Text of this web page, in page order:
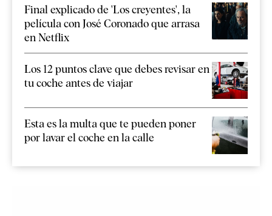
Final explicado de 'Los creyentes', la
película con José Coronado que arrasa
en Netflix
Los 12 puntos clave que debes revisar en
tu coche antes de viajar
Esta es la multa que te pueden poner
por lavar el coche en la calle